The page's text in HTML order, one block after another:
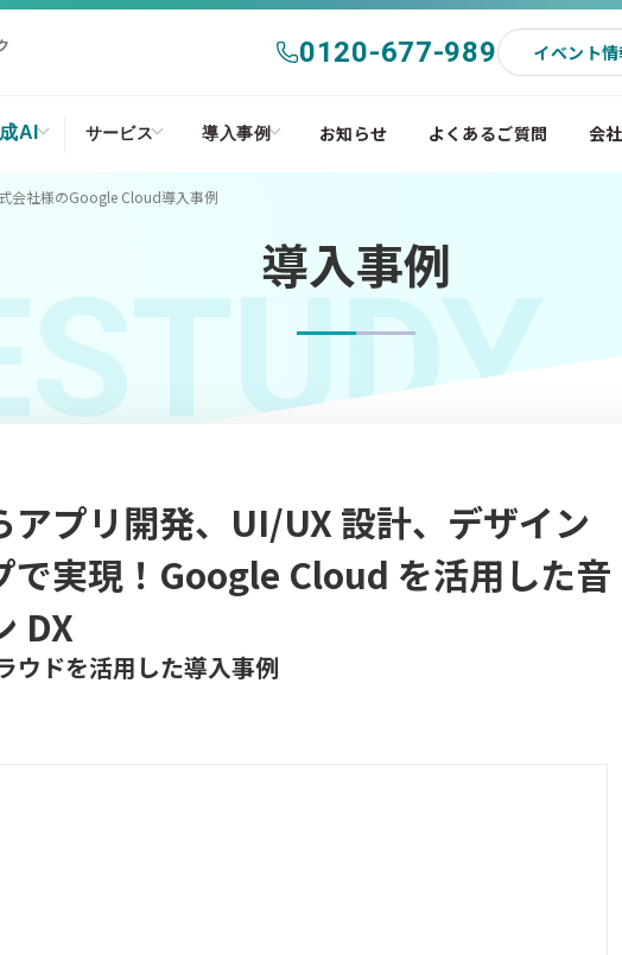
0120-677-989 イベント
AI サービス 導入事例 お知らせ よくあるご質問 会
会社様のGoogle Cloud導入事例
導入事例
アプリ開発、UI/UX 設計、デザイン
で実現！Google Cloud を活用した音
DX
ウドを活用した導入事例